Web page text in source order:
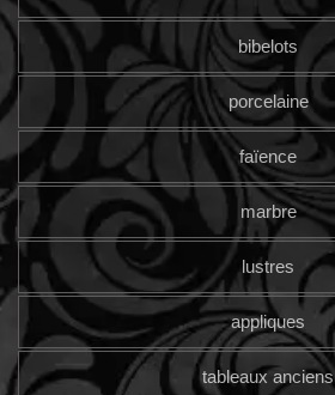
bibelots
porcelaine
faïence
marbre
lustres
appliques
tableaux anciens